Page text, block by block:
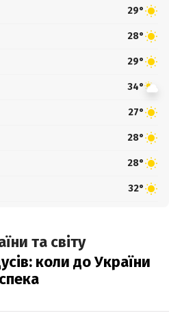
29°
28°
29°
34°
27°
28°
28°
32°
та світу
коли до України